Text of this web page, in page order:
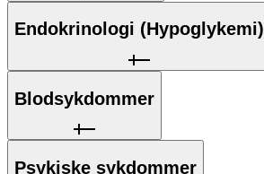
Endokrinologi (Hypoglykemi)
Blodsykdommer
Psykiske sykdommer